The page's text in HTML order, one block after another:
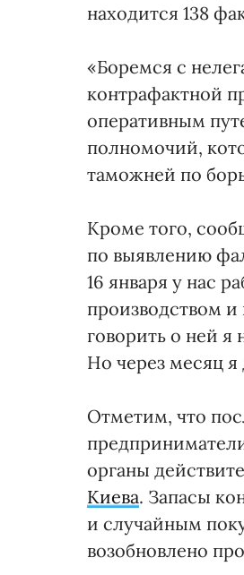
находится 138
«Боремся с
контрафактной
оперативным
полномочий,
таможней по
Кроме того,
по выявлению
16 января у нас
производством
говорить о ней я
Но через месяц я
Отметим, что
органы
Киева. Запасы
и случайным
возобновлено